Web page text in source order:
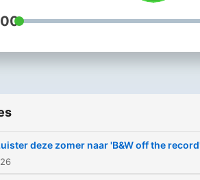
deze zomer naar 'B&W off the